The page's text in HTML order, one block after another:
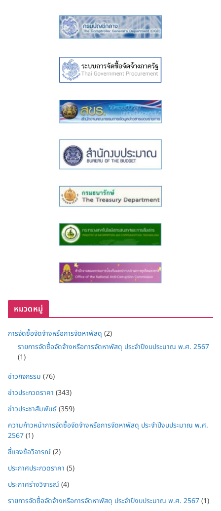
หมวดหมู่
การจัดซื้อจัดจ้างหรือการจัดหาพัสดุ (2)
รายการจัดซื้อจัดจ้างหรือการจัดหาพัสดุ ประจำปีงบประมาณ พ.ศ. 2567
(1)
ข่าวกิจกรรม (76)
ข่าวประกวดราคา (343)
ข่าวประชาสัมพันธ์(359)
ความก้าวหน้าการจัดซื้อจัดจ้างหรือการจัดหาพัสดุ ประจำปีงบประมาณ พ.ศ.
2567(1)
ชี้แจงข้อวิจารณ์(2)
ประกาศประกวดราคา (5)
ประกาศร่างวิจารณ์(4)
รายการจัดซื้อจัดจ้างหรือการจัดหาพัสดุ ประจำปีงบประมาณ พ.ศ. 2567(1)